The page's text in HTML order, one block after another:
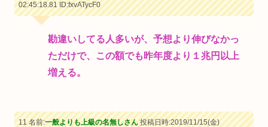
02:45:18.81ID:fxvATycF0
勘違いしてる人多いが、予想より伸びなかっ
ただけで、この額でも昨年度より１兆円以上
増える。
11 名前:一般よりも上級の名無しさん投稿日時:2019/11/15(金)